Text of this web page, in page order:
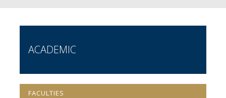
ACADEMIC
FACULTIES